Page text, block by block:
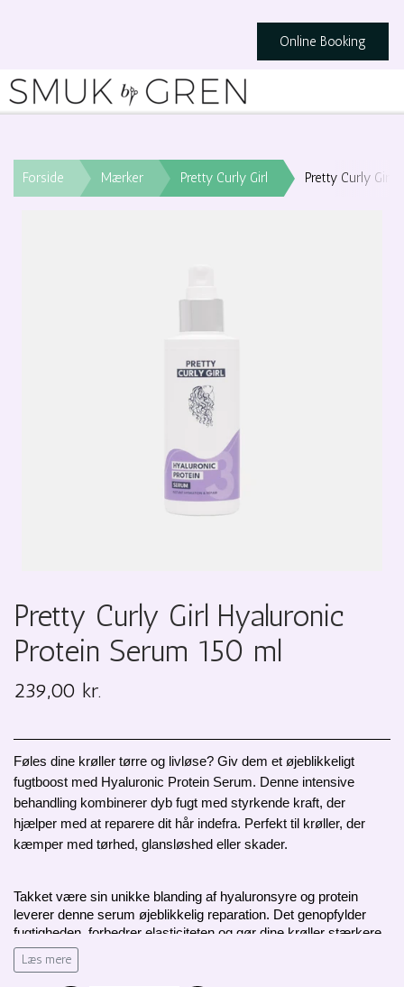
Online Booking
Forside Mærker Pretty Curly Girl Pretty Curly Girl
Pretty Curly Girl Hyaluronic
Protein Serum 150 ml
239,00 kr.
Føles dine krøller tørre og livløse? Giv dem et øjeblikkeligt
fugtboost med Hyaluronic Protein Serum. Denne intensive
behandling kombinerer dyb fugt med styrkende kraft, der
hjælper med at reparere dit hår indefra. Perfekt til krøller, der
kæmper med tørhed, glansløshed eller skader.
Takket være sin unikke blanding af hyaluronsyre og protein
leverer denne serum øjeblikkelig reparation. Det genopfylder
fugtigheden, forbedrer elasticiteten og gør dine krøller stærkere
og mere modstandsdygtige.  Resultatet er et hår, der føles blødt,
ser skinnende ud og forbliver sundt.
Læs mere